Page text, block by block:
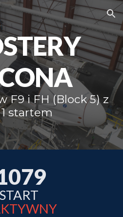
Skip to navigation
F9 i FH (Block 5) z
startem
9
START